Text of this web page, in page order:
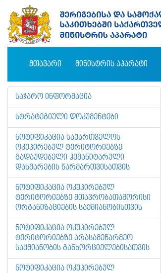
ᲛᲗᲐᲕᲐᲠᲘ ᲛᲘᲜᲘᲡᲢᲠᲘᲡ ᲐᲞᲐᲠᲐᲢᲘ
ᲡᲐᲯᲐᲠᲝ ᲘᲜᲤᲝᲠᲛᲐᲪᲘᲐ
ᲡᲢᲠᲐᲢᲔᲒᲘᲣᲚᲘ ᲓᲝᲙᲣᲛᲔᲜᲢᲔᲑᲘ
ᲜᲝᲢᲘᲤᲘᲙᲐᲪᲘᲐ ᲡᲐᲥᲐᲠᲗᲕᲔᲚᲝᲡ
ᲝᲙᲣᲞᲘᲠᲔᲑᲣᲚ ᲢᲔᲠᲘᲢᲝᲠᲘᲔᲑᲖᲔ
ᲒᲐᲓᲐᲣᲓᲔᲑᲔᲚᲘ ᲰᲣᲛᲐᲜᲘᲢᲐᲠᲣᲚᲘ
ᲓᲐᲮᲛᲐᲠᲔᲑᲘᲡ ᲬᲐᲠᲛᲐᲠᲗᲕᲘᲡᲐᲗᲕᲘᲡ
ᲜᲝᲢᲘᲤᲘᲙᲐᲪᲘᲐ ᲝᲙᲣᲞᲘᲠᲔᲑᲣᲚ
ᲢᲔᲠᲘᲢᲝᲠᲘᲔᲑᲖᲔ ᲛᲗᲐᲕᲠᲝᲑᲐᲗᲐᲨᲝᲠᲘᲡᲘ
ᲝᲠᲒᲐᲜᲘᲖᲐᲪᲘᲔᲑᲘᲡ ᲡᲐᲥᲛᲘᲐᲜᲝᲑᲘᲡᲗᲕᲘᲡ
ᲜᲝᲢᲘᲤᲘᲙᲐᲪᲘᲐ ᲝᲙᲣᲞᲘᲠᲔᲑᲣᲚ
ᲢᲔᲠᲘᲢᲝᲠᲘᲔᲑᲖᲔ ᲐᲠᲐᲡᲐᲛᲔᲬᲐᲠᲛᲔᲝ
ᲡᲐᲥᲛᲘᲐᲜᲝᲑᲘᲡ ᲒᲐᲜᲮᲝᲠᲪᲘᲔᲚᲔᲑᲘᲡᲐᲗᲕᲘᲡ
ᲜᲝᲢᲘᲤᲘᲙᲐᲪᲘᲐ ᲝᲙᲣᲞᲘᲠᲔᲑᲣᲚ